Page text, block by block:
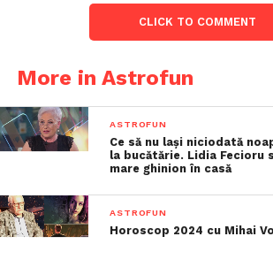
CLICK TO COMMENT
More in Astrofun
ASTROFUN
Ce să nu lași niciodată
la bucătărie. Lidia Fecioru
mare ghinion în casă
ASTROFUN
Horoscop 2024 cu Mihai